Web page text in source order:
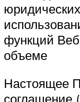
функций
объеме
Настоящее
соглашение